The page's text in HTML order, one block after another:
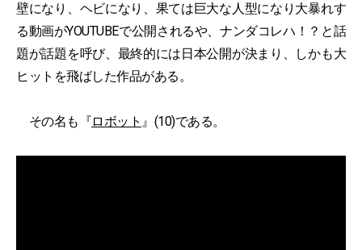
壁になり、ヘビになり、果ては巨大な人型になり大暴れす
る動画がYOUTUBEで公開されるや、ナンダコレハ！？と話
題が話題を呼び、最終的には日本公開が決まり、しかも大
ヒットを飛ばした作品がある。
その名も『ロボット 』(10)である。